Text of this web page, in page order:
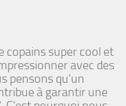
copains super cool et
avec des
pensons qu'un
à garantir une